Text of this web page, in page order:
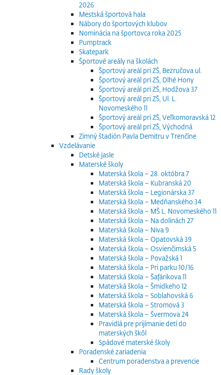
2026
Mestská športová hala
Nábory do športových klubov
Nominácia na športovca roka 2025
Pumptrack
Skatepark
Športové areály na školách
Športový areál pri ZŠ, Bezručova ul.
Športový areál pri ZŠ, Dlhé Hony
Športový areál pri ZŠ, Hodžova 37
Športový areál pri ZŠ, Ul. L.
Novomeského 11
Športový areál pri ZŠ, Veľkomoravská 12
Športový areál pri ZŠ, Východná
Zimný štadión Pavla Demitru v Trenčíne
Vzdelávanie
Detské jasle
Materské školy
Materská škola – 28. októbra 7
Materská škola – Kubranská 20
Materská škola – Legionárska 37
Materská škola – Medňanského 34
Materská škola – MŠ L. Novomeského 11
Materská škola – Na dolinách 27
Materská škola – Niva 9
Materská škola – Opatovská 39
Materská škola – Osvienčimská 5
Materská škola – Považská 1
Materská škola – Pri parku 10/16
Materská škola – Šafárikova 11
Materská škola – Šmidkeho 12
Materská škola – Soblahovská 6
Materská škola – Stromová 3
Materská škola – Švermova 24
Pravidlá pre prijímanie detí do
materských škôl
Spádové materské školy
Poradenské zariadenia
Centrum poradenstva a prevencie
Rady školy